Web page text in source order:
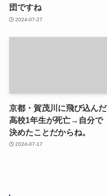
団ですね
2024-07-27
京都・賀茂川に飛び込んだ
高校1年生が死亡→自分で
決めたことだからね。
2024-07-17